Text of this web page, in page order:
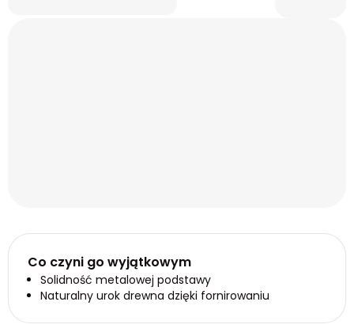
Co czyni go wyjątkowym
Solidność metalowej podstawy
Naturalny urok drewna dzięki fornirowaniu